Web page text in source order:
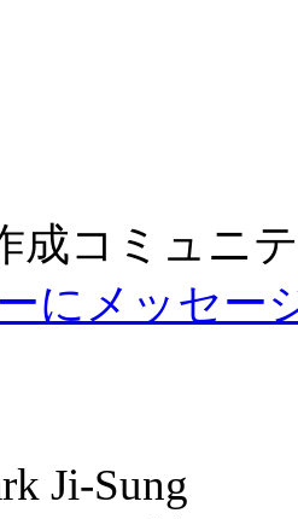
成コミュニ
にメッセー
Ji-Sung